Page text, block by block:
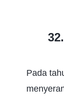
Pada